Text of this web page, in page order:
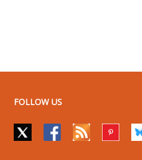
FOLLOW US